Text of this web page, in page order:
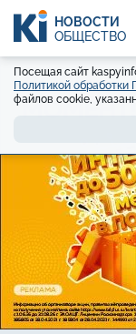
НОВОСТИ
ОБЩЕСТВО
Посещая сайт
Политикой обработки
файлов cookie,